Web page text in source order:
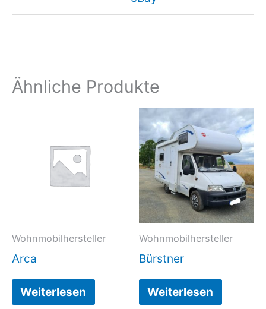
Ähnliche Produkte
Wohnmobilhersteller
Arca
Weiterlesen
Wohnmobilhersteller
Bürstner
Weiterlesen